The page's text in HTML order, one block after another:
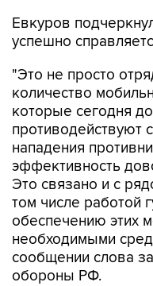
Евкуров
успешно
"Это не просто
количество
которые сегодня
противодействуют
нападения
эффективность
Это связано и с
том числе работой
обеспечению этих
необходимыми
сообщении слова
обороны РФ.